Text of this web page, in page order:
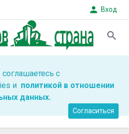
person Вход
search
с
и политикой в отношении
данных.
Согласиться